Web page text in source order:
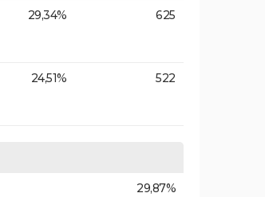
29,34% 625
24,51% 522
29,87%